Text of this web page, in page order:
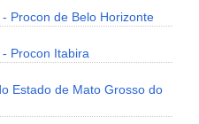
Procon de Belo Horizonte
Procon Itabira
Estado de Mato Grosso do